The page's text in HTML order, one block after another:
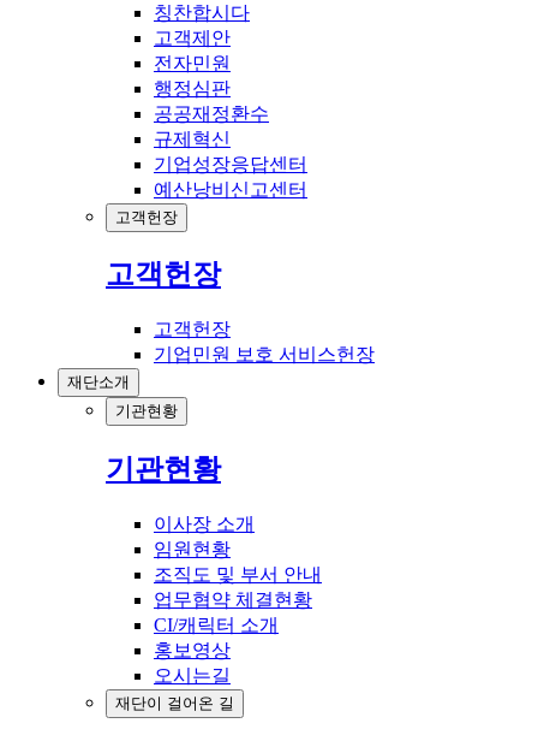
칭찬합시다
고객제안
전자민원
행정심판
공공재정환수
규제혁신
기업성장응답센터
예산낭비신고센터
고객헌장
고객헌장
고객헌장
기업민원 보호 서비스헌장
재단소개
기관현황
기관현황
이사장 소개
임원현황
조직도 및 부서 안내
업무협약 체결현황
CI/캐릭터 소개
홍보영상
오시는길
재단이 걸어온 길